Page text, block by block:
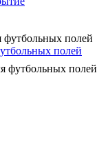
полей
футбольных полей